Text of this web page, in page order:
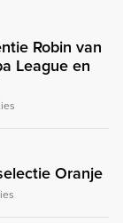
Robin van
League en
Oranje